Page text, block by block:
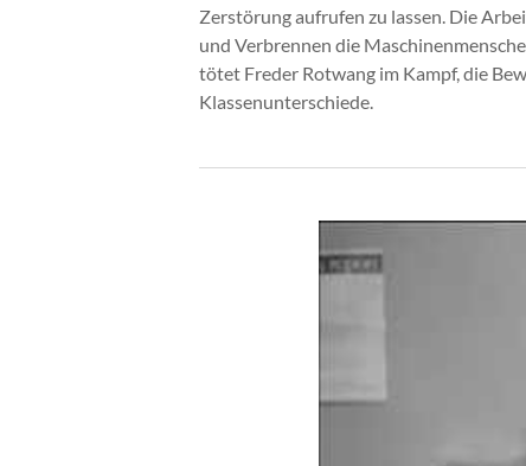
Zerstörung aufrufen zu lassen. Die
und Verbrennen die
tötet Freder Rotwang im Kampf, die
Klassenunterschiede.